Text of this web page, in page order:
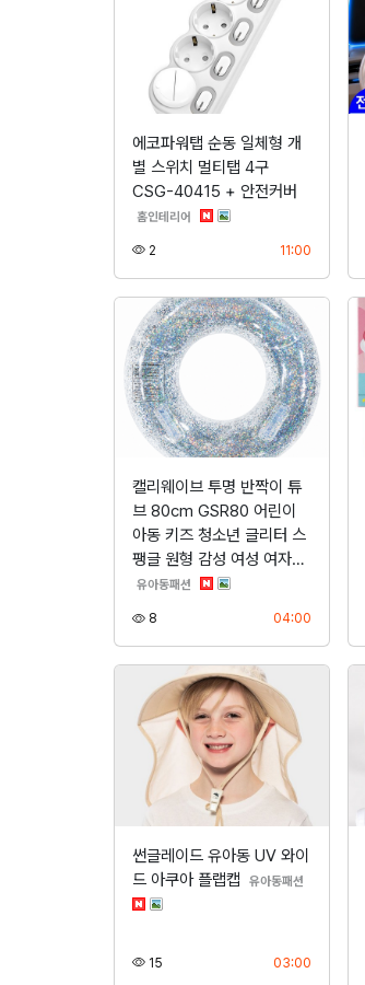
에코파워탭 순동 일체형 개
별 스위치 멀티탭 4구
CSG-40415 + 안전커버
홈인테리어 분류
2 11:00등록
캘리웨이브 투명 반짝이 튜
브 80cm GSR80 어린이
아동 키즈 청소년 글리터 스
팽글 원형 감성 여성 여자…
유아동패션 분류
8 04:00등록
썬글레이드 유아동 UV 와이
드 아쿠아 플랩캡
유아동패션
15 03:00등록